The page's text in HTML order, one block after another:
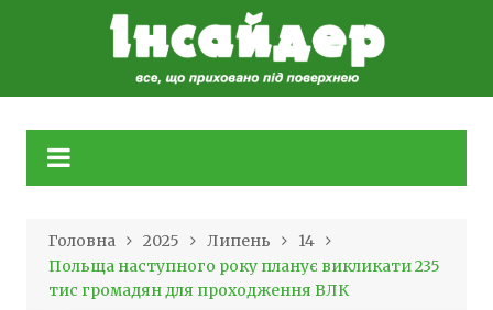
Головна 2025 Липень
14
Польща наступного року планує викликати 235
тис громадян для проходження ВЛК